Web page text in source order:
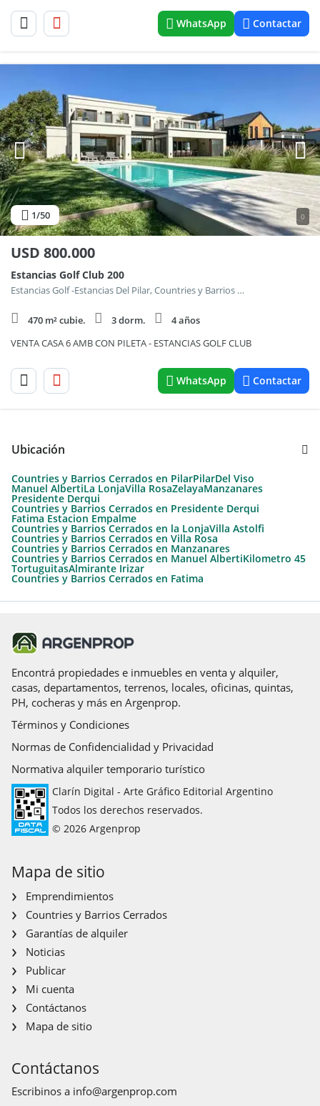
WhatsApp Contactar
1/50 0
USD 800.000
Estancias Golf Club 200
Estancias Golf -Estancias Del Pilar, Countries y Barrios Cerrados en Pilar
470 m² cubie. 3 dorm.
4 años
VENTA CASA 6 AMB CON PILETA - ESTANCIAS GOLF CLUB
WhatsApp Contactar
Ubicación
Countries y Barrios Cerrados en PilarPilarDel Viso
Manuel AlbertiLa LonjaVilla RosaZelayaManzanares
Presidente Derqui
Countries y Barrios Cerrados en Presidente Derqui
Fatima Estacion Empalme
Countries y Barrios Cerrados en la LonjaVilla Astolfi
Countries y Barrios Cerrados en Villa Rosa
Countries y Barrios Cerrados en Manzanares
Countries y Barrios Cerrados en Manuel AlbertiKilometro 45
TortuguitasAlmirante Irizar
Countries y Barrios Cerrados en Fatima
Encontrá propiedades e inmuebles en venta y alquiler,
casas, departamentos, terrenos, locales, oficinas, quintas,
PH, cocheras y más en Argenprop.
Términos y Condiciones
Normas de Confidencialidad y Privacidad
Normativa alquiler temporario turístico
Clarín Digital - Arte Gráfico Editorial Argentino
Todos los derechos reservados.
© 2026 Argenprop
Mapa de sitio
Emprendimientos
Countries y Barrios Cerrados
Garantías de alquiler
Noticias
Publicar
Mi cuenta
Contáctanos
Mapa de sitio
Contáctanos
Escribinos a info@argenprop.com